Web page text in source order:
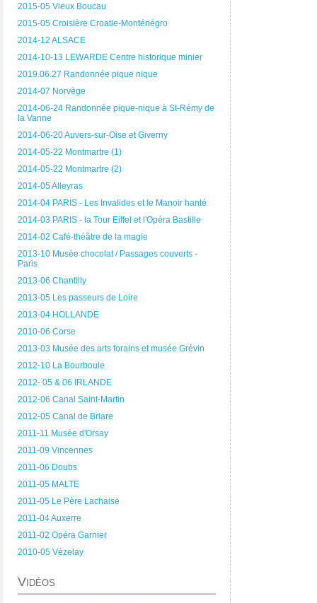
2015-05 Vieux Boucau
2015-05 Croisière Croatie-Monténégro
2014-12 ALSACE
2014-10-13 LEWARDE Centre historique minier
2019.06.27 Randonnée pique nique
2014-07 Norvège
2014-06-24 Randonnée pique-nique à St-Rémy de
la Vanne
2014-06-20 Auvers-sur-Oise et Giverny
2014-05-22 Montmartre (1)
2014-05-22 Montmartre (2)
2014-05 Alleyras
2014-04 PARIS - Les Invalides et le Manoir hanté
2014-03 PARIS - la Tour Eiffel et l'Opéra Bastille
2014-02 Café-théâtre de la magie
2013-10 Musée chocolat / Passages couverts -
Paris
2013-06 Chantilly
2013-05 Les passeurs de Loire
2013-04 HOLLANDE
2010-06 Corse
2013-03 Musée des arts forains et musée Grévin
2012-10 La Bourboule
2012- 05 & 06 IRLANDE
2012-06 Canal Saint-Martin
2012-05 Canal de Briare
2011-11 Musée d'Orsay
2011-09 Vincennes
2011-06 Doubs
2011-05 MALTE
2011-05 Le Père Lachaise
2011-04 Auxerre
2011-02 Opéra Garnier
2010-05 Vézelay
Vidéos